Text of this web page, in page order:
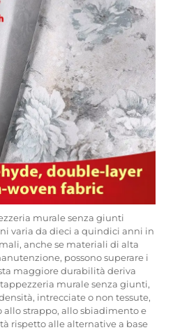
murale senza giunti
varia da dieci a quindici anni in
anche se materiali di alta
possono superare i
maggiore durabilità deriva
murale senza giunti,
intrecciate o non tessute,
allo strappo, allo sbiadimento e
rispetto alle alternative a base